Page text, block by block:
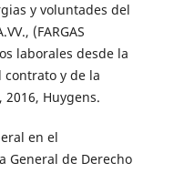
y voluntades del
(FARGAS
laborales desde la
y de la
Huygens.
en el
General de Derecho